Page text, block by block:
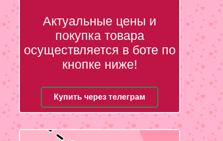
Актуальные цены и
покупка товара
осуществляется в боте по
кнопке ниже!
Купить через телеграм